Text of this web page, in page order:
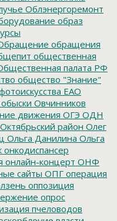
Облэнергоремонт
образ
обращения
общественная
палата РФ
общество "Знание"
ЕАО
обыски Овчинников
движения ОГЭ ОДН
Октябрьский район Олег
Ольга Данилина Ольга
онкодиспансер
онлайн-концерт ОНФ
сайты ОПГ операция
оппозиция
опрос
пчеловодов